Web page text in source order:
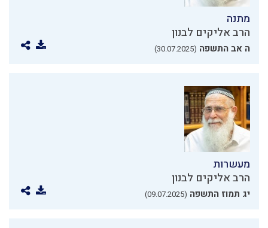
מתנה
הרב אליקים לבנון
ה אב התשפה (30.07.2025)
מעשרות
הרב אליקים לבנון
יג תמוז התשפה (09.07.2025)